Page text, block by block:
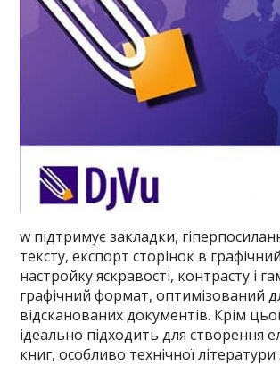
w підтримує закладки,
тексту, експорт сторінок в
настройку яскравості, контрасту і
графічний формат, оптимізований
відсканованих документів. Крім
ідеально підходить для створення
книг, особливо технічної